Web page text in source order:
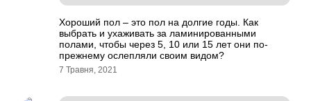
Хороший пол – это пол на долгие годы. Как
выбрать и ухаживать за ламинированными
полами, чтобы через 5, 10 или 15 лет они по-
прежнему ослепляли своим видом?
7 Травня, 2021